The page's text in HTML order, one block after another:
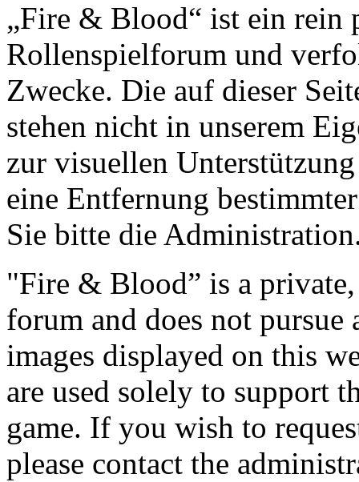
„Fire & Blood“ ist ein rein
Rollenspielforum und
Zwecke. Die auf dieser
stehen nicht in unserem
zur visuellen
eine Entfernung
Sie bitte die
"Fire & Blood” is a
forum and does not pursue
images displayed on this
are used solely to support
game. If you wish to
please contact the